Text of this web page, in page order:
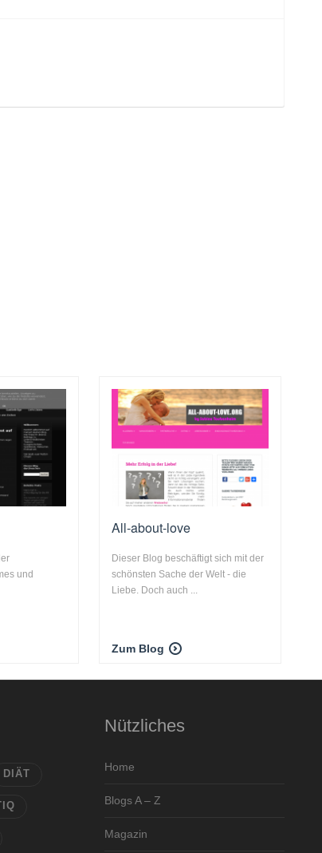
und
All-about-love
Dieser Blog beschäftigt sich mit der
schönsten Sache der Welt - die
Liebe. Doch auch ...
Zum Blog
DIÄT
Nützliches
Home
Blogs A – Z
Magazin